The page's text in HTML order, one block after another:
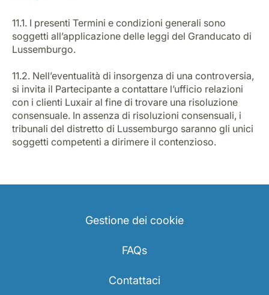
11.1. I presenti Termini e condizioni generali sono
soggetti all’applicazione delle leggi del Granducato di
Lussemburgo.
11.2. Nell’eventualità di insorgenza di una controversia,
si invita il Partecipante a contattare l’ufficio relazioni
con i clienti Luxair al fine di trovare una risoluzione
consensuale. In assenza di risoluzioni consensuali, i
tribunali del distretto di Lussemburgo saranno gli unici
soggetti competenti a dirimere il contenzioso.
Gestione dei cookie
FAQs
Contattaci